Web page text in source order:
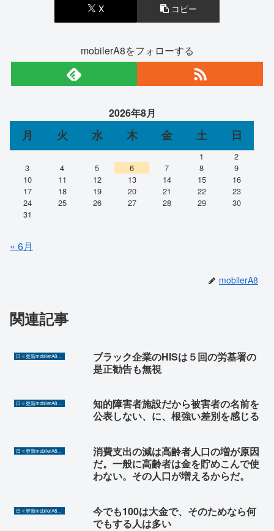
X コピー
mobilerA8をフォローする
2026年8月
月 火 水 木 金 土 日
1
2
3
4 5 6 7 8
9
10
11 12 13 14 15
16
17
18 19 20 21 22
23
24
25 26 27 28 29
30
31
« 6月
mobilerA8
関連記事
ブラック企業のHISは５回の労基署の
是正勧告も無視
日々更新mobilerA8（Yahoo!ニュースを毎日ウォッチ）
知的障害者施設だから被害者の名前を
公表しない、に、根強い差別を感じる
消費支出の減は高齢者人口の増が原因
だ。一般に高齢者は金を貯めこんで使
わない。その人口が増えるからだ。
今でも100は大金で、そのためなら何
でもする人は多い